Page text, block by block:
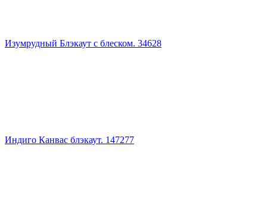
Изумрудный Блэкаут с блеском. 34628
Индиго Канвас блэкаут. 147277